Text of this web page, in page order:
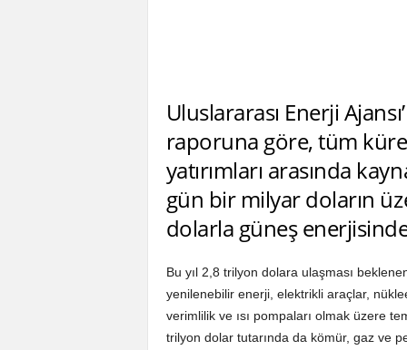
Uluslararası Enerji
raporuna göre, tüm
yatırımları arasında
gün bir milyar doların
dolarla güneş
Bu yıl 2,8 trilyon dolara ulaşması
yenilenebilir enerji, elektrikli araçlar,
verimlilik ve ısı pompaları olmak üzere
trilyon dolar tutarında da kömür, gaz ve